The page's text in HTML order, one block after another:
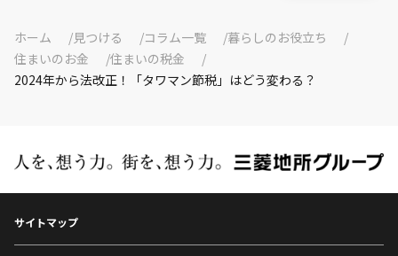
ホーム 見つける コラム一覧
暮らしのお役立ち
住まいのお金
住まいの税金
2024年から法改正！「タワマン節税」はどう変わる？
サイトマップ